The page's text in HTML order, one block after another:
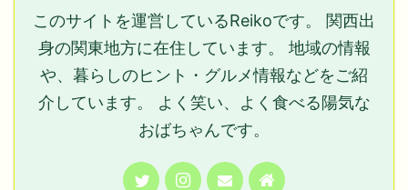
このサイトを運営しているReikoです。 関西出
身の関東地方に在住しています。 地域の情報
や、暮らしのヒント・グルメ情報などをご紹
介しています。 よく笑い、よく食べる陽気な
おばちゃんです。